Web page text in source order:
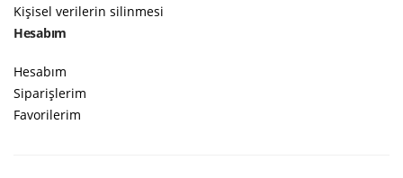
Kişisel verilerin silinmesi
Hesabım
Hesabım
Siparişlerim
Favorilerim